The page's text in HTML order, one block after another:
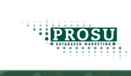
hoofdnavigatie
voettekst
Prosu
Databased
Marketing